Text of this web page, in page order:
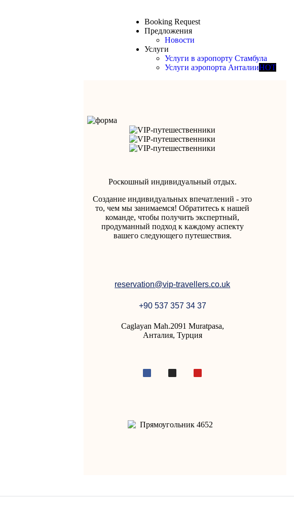
Booking Request
Предложения
Новости
Услуги
Услуги в аэропорту Стамбула
Услуги аэропорта АнталииHOT
Роскошный индивидуальный отдых.
Создание индивидуальных впечатлений - это
то, чем мы занимаемся! Обратитесь к нашей
команде, чтобы получить экспертный,
продуманный подход к каждому аспекту
вашего следующего путешествия.
reservation@vip-travellers.co.uk
+90 537 357 34 37
Caglayan Mah.2091 Muratpasa,
Анталия, Турция